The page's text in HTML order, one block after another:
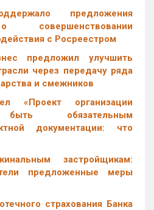
предложения
совершенствовании
с Росреестром
предложил улучшить
через передачу ряда
и смежников
«Проект организации
быть обязательным
документации: что
застройщикам:
предложенные меры
страхования Банка